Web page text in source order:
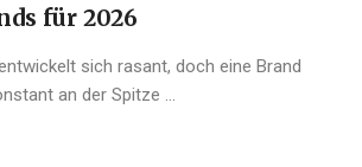
für 2026
sich rasant, doch eine Brand
an der Spitze ...